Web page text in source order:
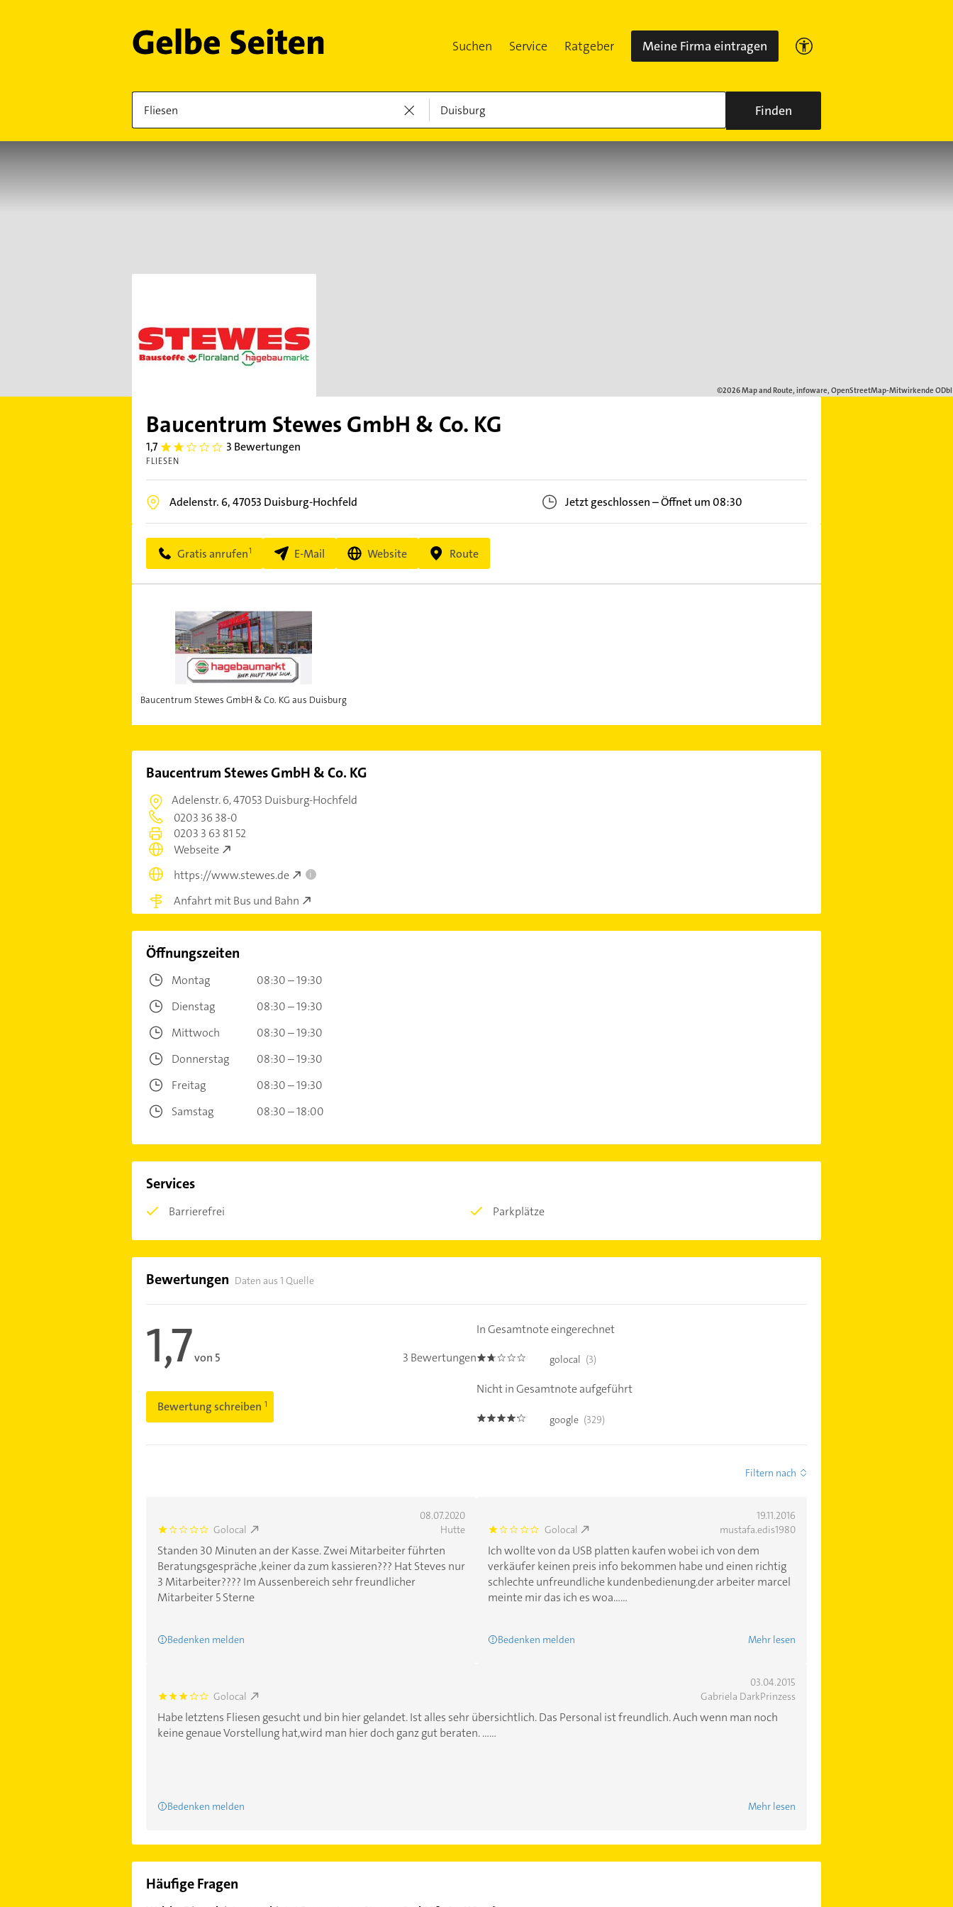
Suchen Service Ratgeber Meine Firma eintragen
Finden
Baucentrum Stewes GmbH & Co. KG
1,7 1.7 3 Bewertungen
FLIESEN
Adelenstr. 6,47053 Duisburg-Hochfeld Jetzt geschlossen–Öffnet um 08:30
Gratis anrufen E-Mail Website Route
Baucentrum Stewes GmbH & Co. KG aus Duisburg
Baucentrum Stewes GmbH & Co. KG
Adelenstr. 6,47053 Duisburg-Hochfeld
0203 36 38-0
0203 3 63 81 52
Webseite
https://www.stewes.de
i
Anfahrt mit Bus und Bahn
Öffnungszeiten
Montag
08:30 – 19:30
Dienstag
08:30 – 19:30
Mittwoch
08:30 – 19:30
Donnerstag
08:30 – 19:30
Freitag
08:30 – 19:30
Samstag
08:30 – 18:00
Services
Barrierefrei Parkplätze
Bewertungen Daten aus 1 Quelle
1,7von 5 3 Bewertungen
Bewertung schreiben
In Gesamtnote eingerechnet
1.7 golocal (3)
Nicht in Gesamtnote aufgeführt
4.1 google (329)
Filtern nach
08.07.2020
1.0 Golocal Hutte
Standen 30 Minuten an der Kasse. Zwei Mitarbeiter führten
Beratungsgespräche ,keiner da zum kassieren??? Hat Steves nur
3 Mitarbeiter???? Im Aussenbereich sehr freundlicher
Mitarbeiter 5 Sterne
Bedenken melden
19.11.2016
1.0 Golocal mustafa.edis1980
Ich wollte von da USB platten kaufen wobei ich von dem
verkäufer keinen preis info bekommen habe und einen richtig
schlechte unfreundliche kundenbedienung.der arbeiter marcel
meinte mir das ich es woa......
Bedenken melden Mehr lesen
03.04.2015
3.0 Golocal Gabriela DarkPrinzess
Habe letztens Fliesen gesucht und bin hier gelandet. Ist alles sehr übersichtlich. Das Personal ist freundlich. Auch wenn man noch
keine genaue Vorstellung hat,wird man hier doch ganz gut beraten. ......
Bedenken melden Mehr lesen
Häufige Fragen